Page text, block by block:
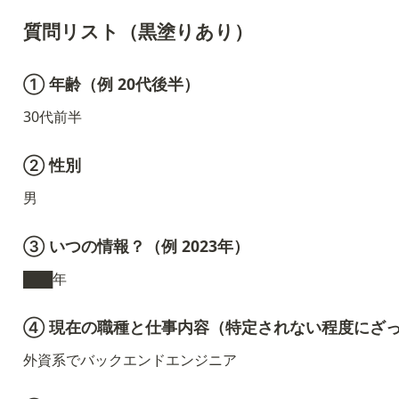
質問リスト（黒塗りあり）
① 年齢（例 20代後半）
30代前半
② 性別
男
③ いつの情報？（例 2023年）
███年
④ 現在の職種と仕事内容（特定されない程度にざ
外資系でバックエンドエンジニア